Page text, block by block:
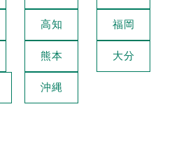
高知 福岡
熊本 大分
沖縄